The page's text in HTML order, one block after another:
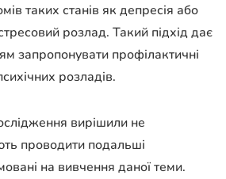
таких станів як депресія або
розлад. Такий підхід дає
запропонувати профілактичні
розладів.
вирішили не
проводити подальші
на вивчення даної теми.